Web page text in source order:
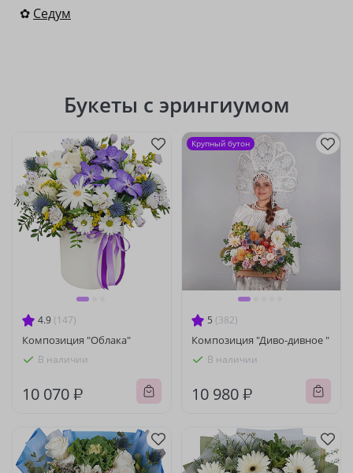
✿ Седум
Букеты с эрингиумом
4.9 (147)
Композиция "Облака"
В наличии
10 070 ₽
5 (382)
Композиция "Диво-дивное "
В наличии
10 980 ₽
Крупный бутон